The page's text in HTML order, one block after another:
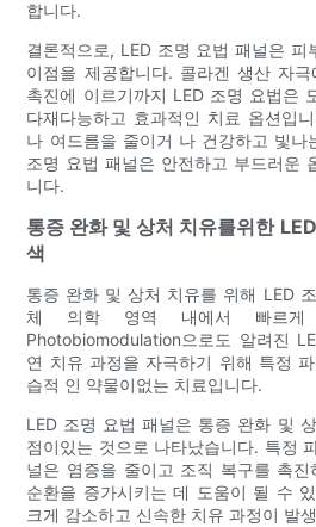
합니다.
결론적으로, LED 조명 요법 패널은 피
이점을 제공합니다. 콜라겐 생산 자
촉진에 이르기까지 LED 조명 요법은
다재다능하고 효과적인 치료 옵션입
나 여드름을 줄이거 나 건강하고 빛나
조명 요법 패널은 안전하고 부드러운
니다.
통증 완화 및 상처 치유를위한
색
통증 완화 및 상처 치유를 위해 LED
체 의학 영역 내에서 빠르게
Photobiomodulation으로도 알려진
연 치유 과정을 자극하기 위해 특정
습적 인 약물이없는 치료입니다.
LED 조명 요법 패널은 통증 완화 및
점이있는 것으로 나타났습니다. 특정
널은 염증을 줄이고 조직 복구를 촉진
순환을 증가시키는 데 도움이 될 수
크게 감소하고 신속한 치유 과정이 발